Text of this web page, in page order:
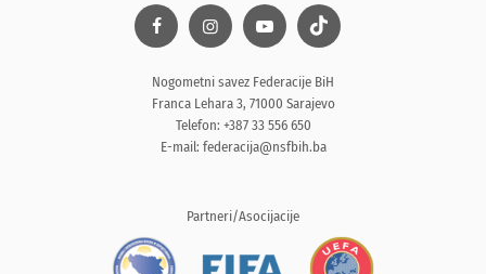
Nogometni savez Federacije BiH
Franca Lehara 3, 71000 Sarajevo
Telefon: +387 33 556 650
E-mail: federacija@nsfbih.ba
Partneri/Asocijacije